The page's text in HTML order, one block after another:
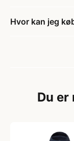
Hvor kan jeg
Du er